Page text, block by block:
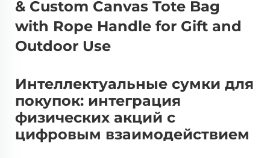
Интеллектуальные сумки для
покупок: интеграция
физических акций с
цифровым взаимодействием